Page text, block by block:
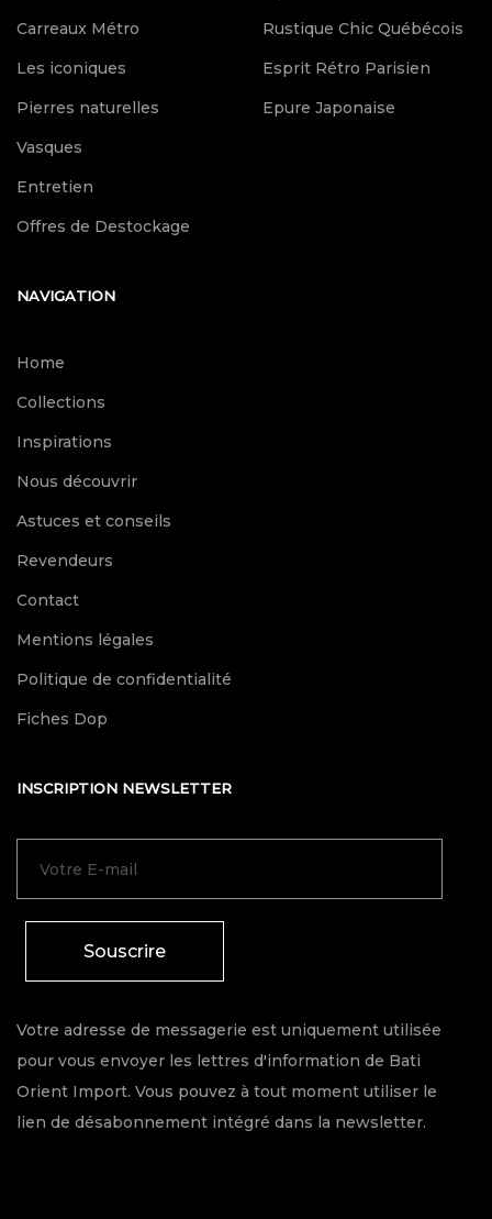
Carreaux Métro
Les iconiques
Pierres naturelles
Vasques
Entretien
Offres de Destockage
Rustique Chic Québécois
Esprit Rétro Parisien
Epure Japonaise
NAVIGATION
Home
Collections
Inspirations
Nous découvrir
Astuces et conseils
Revendeurs
Contact
Mentions légales
Politique de confidentialité
Fiches Dop
INSCRIPTION NEWSLETTER
Souscrire
Votre adresse de messagerie est uniquement utilisée
pour vous envoyer les lettres d'information de Bati
Orient Import. Vous pouvez à tout moment utiliser le
lien de désabonnement intégré dans la newsletter.